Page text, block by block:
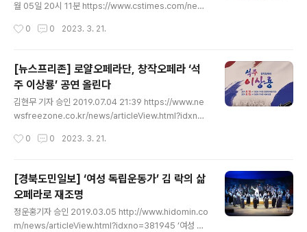
예회관 로얄오페라단의 창작오페라 ‘김락’공연 모습. /로얄
‘김락’ 공연이 오는 7월 ..
월 05일 20시 11분 https://www.cstimes.com/new
&idxno=309479 임시정부수립 100주년 기념, 창작오
imes) [컨슈머타임스 김현우 기자] 로얄오페라단이 임시
정부수립과 독립만세운동 100주년을 맞이해 3년에 걸쳐
야심차게 제작한 창작오페라 '석주 이상룡'이 오는 8월 10
일과 15일에 안동문화예술의전 www.cstimes.com 대
한민국 임시정부수립 100주년, 독립만세운동 100주년 기
수립과 독립만세운동 100주년..
0 0 2023. 3. 21.
[뉴스프리존] 로얄오페라단, 창작오페라 ‘석
주 이상룡’ 공연 올린다
김현무 기자 승인 2019.07.04 21:39 https://www.ne
wsfreezone.co.kr/news/articleView.html?idxno=
린다 - 뉴스프리존 [뉴스프리존=김현무 기자] “석주선생
담아내기 위해 최선을 다한 작품이다”로얄오페라단(단장
황해숙)은 오는 8월 10일가 15일 안동 www.newsfree
zone.co.kr 대한민국 임시정부수립 100주년, 독립만세
운동 100주년 기념 [뉴스프리존=김현무 기자] “석주선생
의 나라사랑의 숭고한 희생정신과 영웅적인 삶을 고스라니
0 0 2023. 3. 21.
[경북도민일보] ‘여성 독립운동가’ 김 락의 삶
오페라로 재조명
정운홍기자 승인 2019.03.05 http://www.hidomin.co
m/news/articleView.html?idxno=381945 ‘여성 독